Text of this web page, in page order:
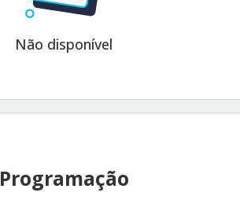
Não disponível
Programação